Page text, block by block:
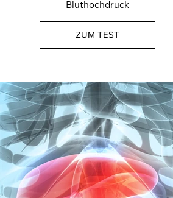
Bluthochdruck
ZUM TEST